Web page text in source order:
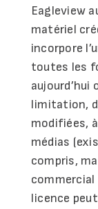
Eagleview
matériel
incorpore
toutes les
aujourd’hui
limitation,
modifiées,
médias
compris,
licence